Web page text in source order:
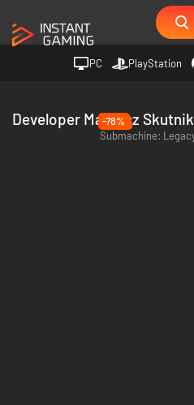
PC PlayStation
Developer Mateusz Skutnik
-78%